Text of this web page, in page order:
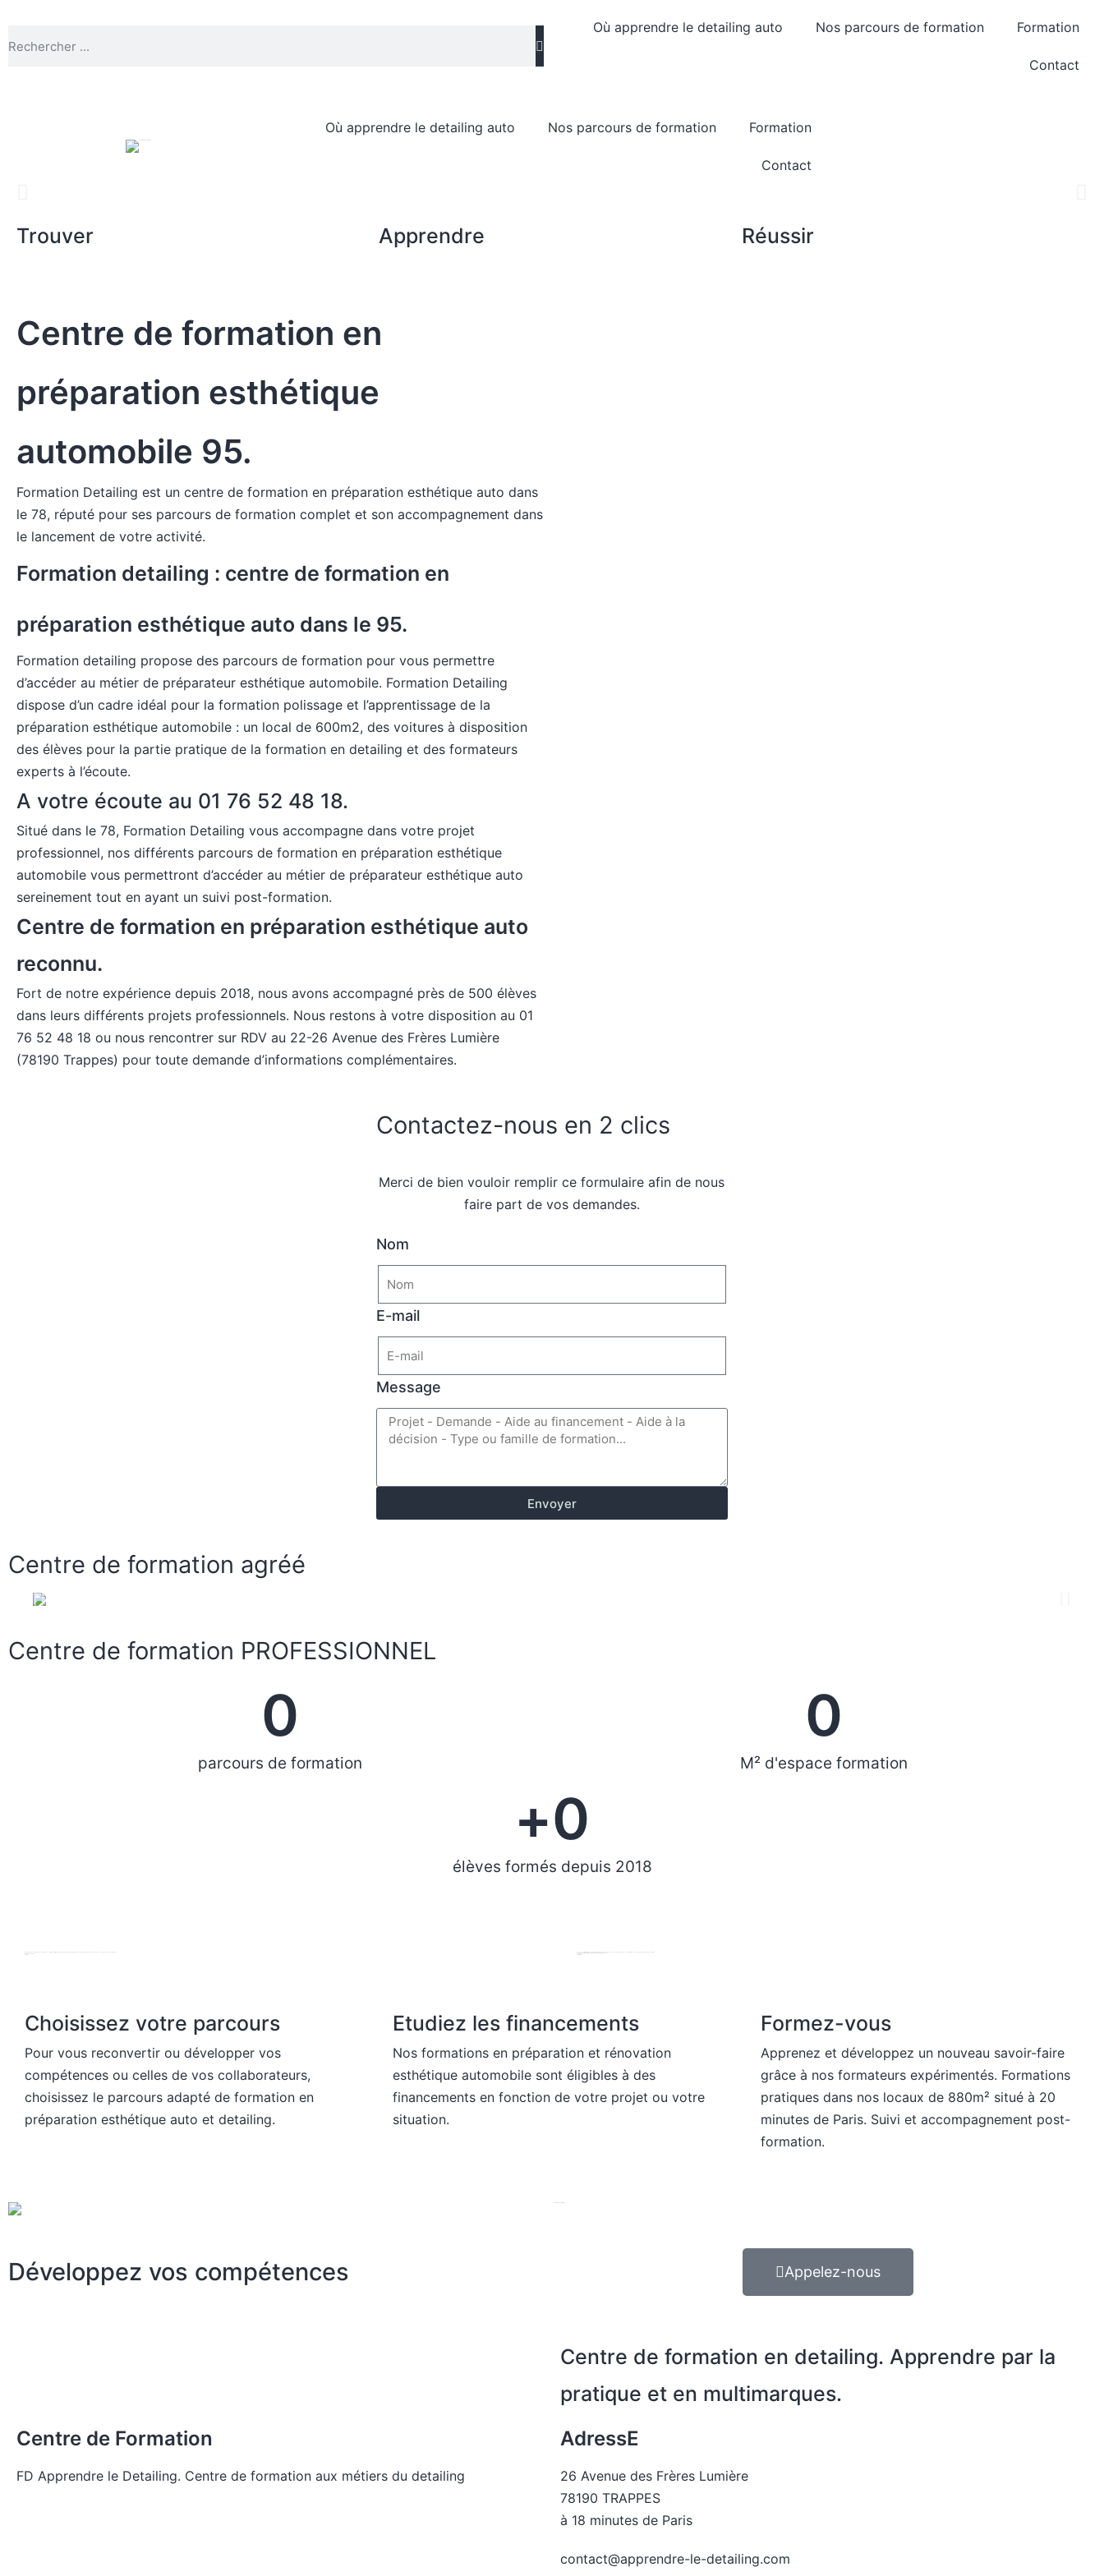
Où apprendre le detailing auto Nos parcours de formation Formation
Contact
Où apprendre le detailing auto Nos parcours de formation Formation
Contact
Trouver Apprendre Réussir
Centre de formation en
préparation esthétique
automobile 95.
Formation Detailing est un centre de formation en préparation esthétique auto dans
le 78, réputé pour ses parcours de formation complet et son accompagnement dans
le lancement de votre activité.
Formation detailing : centre de formation en
préparation esthétique auto dans le 95.
Formation detailing propose des parcours de formation pour vous permettre
d’accéder au métier de préparateur esthétique automobile. Formation Detailing
dispose d’un cadre idéal pour la formation polissage et l’apprentissage de la
préparation esthétique automobile : un local de 600m2, des voitures à disposition
des élèves pour la partie pratique de la formation en detailing et des formateurs
experts à l’écoute.
A votre écoute au 01 76 52 48 18.
Situé dans le 78, Formation Detailing vous accompagne dans votre projet
professionnel, nos différents parcours de formation en préparation esthétique
automobile vous permettront d’accéder au métier de préparateur esthétique auto
sereinement tout en ayant un suivi post-formation.
Centre de formation en préparation esthétique auto
reconnu.
Fort de notre expérience depuis 2018, nous avons accompagné près de 500 élèves
dans leurs différents projets professionnels. Nous restons à votre disposition au 01
76 52 48 18 ou nous rencontrer sur RDV au 22-26 Avenue des Frères Lumière
(78190 Trappes) pour toute demande d’informations complémentaires.
Contactez-nous en 2 clics
Merci de bien vouloir remplir ce formulaire afin de nous
faire part de vos demandes.
Nom
E-mail
Message
Envoyer
Centre de formation agréé
Centre de formation PROFESSIONNEL
parcours de formation
0
M² d'espace formation
0
élèves formés depuis 2018
+0
Choisissez votre parcours
Pour vous reconvertir ou développer vos
compétences ou celles de vos collaborateurs,
choisissez le parcours adapté de formation en
préparation esthétique auto et detailing.
Etudiez les financements
Nos formations en préparation et rénovation
esthétique automobile sont éligibles à des
financements en fonction de votre projet ou votre
situation.
Formez-vous
Apprenez et développez un nouveau savoir-faire
grâce à nos formateurs expérimentés. Formations
pratiques dans nos locaux de 880m² situé à 20
minutes de Paris. Suivi et accompagnement post-
formation.
Développez vos compétences Appelez-nous
Centre de formation en detailing. Apprendre par la
pratique et en multimarques.
Centre de Formation
FD Apprendre le Detailing. Centre de formation aux métiers du detailing
AdressE
26 Avenue des Frères Lumière
78190 TRAPPES
à 18 minutes de Paris
contact@apprendre-le-detailing.com